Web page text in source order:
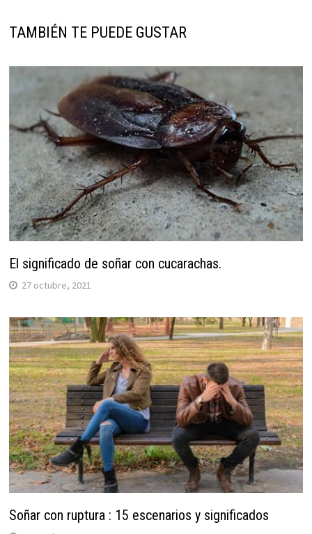
TAMBIÉN TE PUEDE GUSTAR
El significado de soñar con cucarachas.
27 octubre, 2021
Soñar con ruptura : 15 escenarios y significados